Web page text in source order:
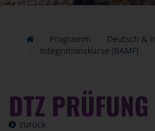
Programm
Deutsch &
Integrationskurse (BAMF)
DTZ
zurück